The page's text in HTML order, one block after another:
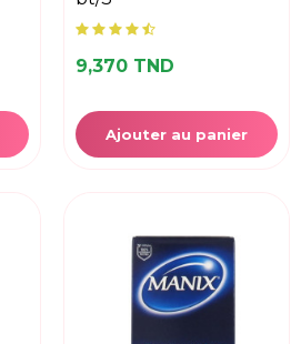
9,370 TND
Ajouter au panier